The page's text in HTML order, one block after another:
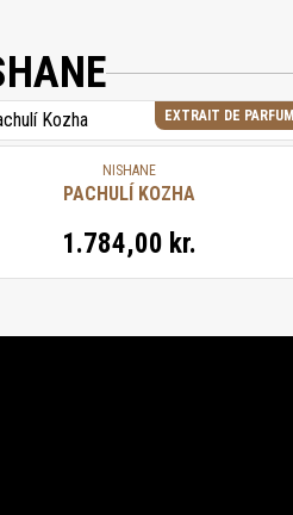
EXTRAIT DE PARFUM
NISHANE
PACHULÍ KOZHA
1.784,00 kr.